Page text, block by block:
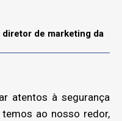
de marketing da
atentos à segurança
ao nosso redor,